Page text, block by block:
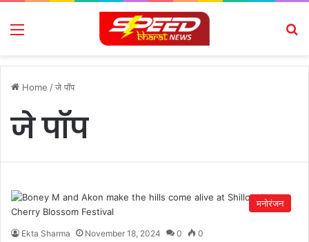
Menu
Home /जे पॉप
जे पॉप
मनोरंजन
Ekta Sharma November 18, 2024 0 0